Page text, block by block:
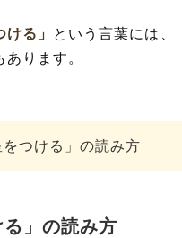
ける」 という言葉には、
ります。
をつける」の読み方
る」の読み方